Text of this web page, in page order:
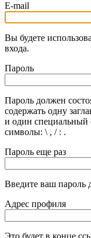
E-mail
Вы будете
входа.
Пароль
Пароль должен
содержать одну
и один специальный
символы: \ , / : .
Пароль еще раз
Введите ваш пароль
Адрес профиля